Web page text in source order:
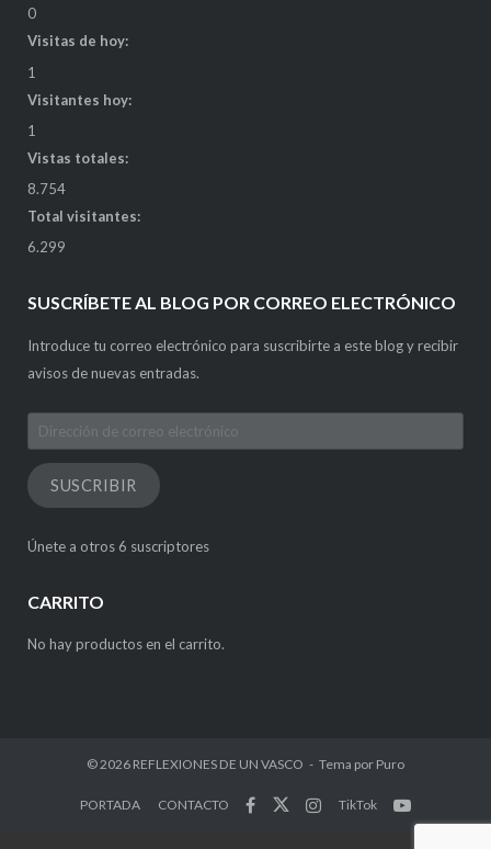
0
Visitas de hoy:
1
Visitantes hoy:
1
Vistas totales:
8.754
Total visitantes:
6.299
SUSCRÍBETE AL BLOG POR CORREO ELECTRÓNICO
Introduce tu correo electrónico para suscribirte a este blog y recibir
avisos de nuevas entradas.
Dirección
de
correo
electrónico
SUSCRIBIR
Únete a otros 6 suscriptores
CARRITO
No hay productos en el carrito.
© 2026 REFLEXIONES DE UN VASCO Tema por Puro
PORTADA CONTACTO TikTok